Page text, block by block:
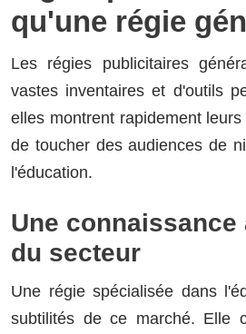
qu'une régie
Les régies publicitaires
vastes inventaires et d'outils
elles montrent rapidement
de toucher des audiences de
l'éducation.
Une
du secteur
Une régie spécialisée dans
subtilités de ce marché. Elle